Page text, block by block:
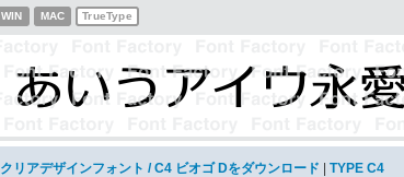
WIN MAC TrueType
クリアデザインフォント / C4 ビオゴ Dをダウンロード TYPE C4